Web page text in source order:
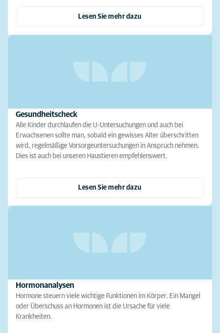
Lesen Sie mehr dazu
Gesundheitscheck
Alle Kinder durchlaufen die U-Untersuchungen und auch bei
Erwachsenen sollte man, sobald ein gewisses Alter überschritten
wird, regelmäßige Vorsorgeuntersuchungen in Anspruch nehmen.
Dies ist auch bei unseren Haustieren empfehlenswert.
Lesen Sie mehr dazu
Hormonanalysen
Hormone steuern viele wichtige Funktionen im Körper. Ein Mangel
oder Überschuss an Hormonen ist die Ursache für viele
Krankheiten.